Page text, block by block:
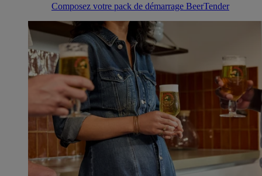
Composez votre pack de démarrage BeerTender